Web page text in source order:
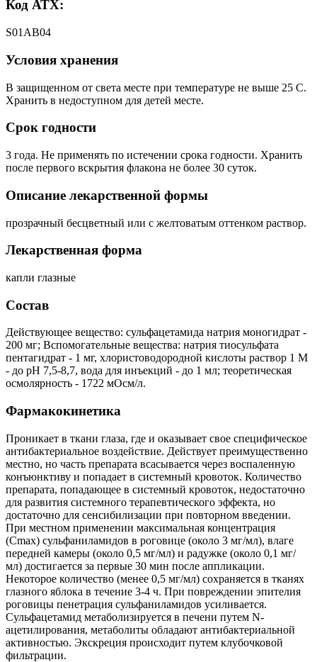
Код АТХ:
S01AB04
Условия хранения
В защищенном от света месте при температуре не выше 25 С.
Хранить в недоступном для детей месте.
Срок годности
3 года. Не применять по истечении срока годности. Хранить
после первого вскрытия флакона не более 30 суток.
Описание лекарственной формы
прозрачный бесцветный или с желтоватым оттенком раствор.
Лекарственная форма
капли глазные
Состав
Действующее вещество: сульфацетамида натрия моногидрат -
200 мг; Вспомогательные вещества: натрия тиосульфата
пентагидрат - 1 мг, хлористоводородной кислоты раствор 1 М
- до pH 7,5-8,7, вода для инъекций - до 1 мл; теоретическая
осмолярность - 1722 мОсм/л.
Фармакокинетика
Проникает в ткани глаза, где и оказывает свое специфическое
антибактериальное воздействие. Действует преимущественно
местно, но часть препарата всасывается через воспаленную
конъюнктиву и попадает в системный кровоток. Количество
препарата, попадающее в системный кровоток, недостаточно
для развития системного терапевтического эффекта, но
достаточно для сенсибилизации при повторном введении.
При местном применении максимальная концентрация
(Сmах) сульфаниламидов в роговице (около 3 мг/мл), влаге
передней камеры (около 0,5 мг/мл) и радужке (около 0,1 мг/
мл) достигается за первые 30 мин после аппликации.
Некоторое количество (менее 0,5 мг/мл) сохраняется в тканях
глазного яблока в течение 3-4 ч. При повреждении эпителия
роговицы пенетрация сульфаниламидов усиливается.
Сульфацетамид метаболизируется в печени путем N-
ацетилирования, метаболиты обладают антибактериальной
активностью. Экскреция происходит путем клубочковой
фильтрации.